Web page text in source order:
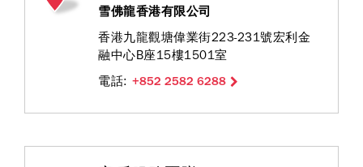
雪佛龍香港有限公司
香港九龍觀塘偉業街223-231號宏利金
融中心B座15樓1501室
電話: +852 2582 6288